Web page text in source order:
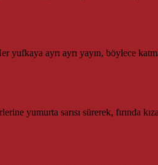
yufkaya ayrı ayrı yayın, böylece
yumurta sarısı sürerek, fırında